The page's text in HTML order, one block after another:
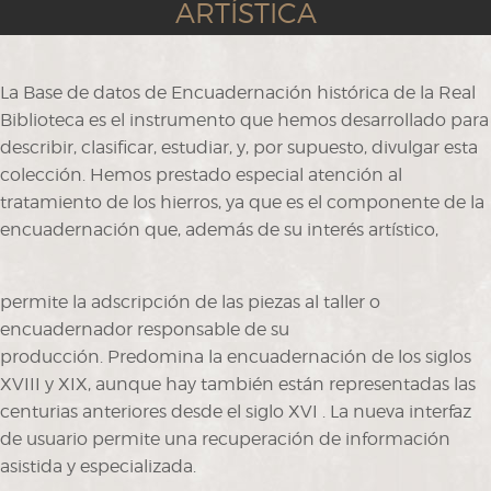
ARTÍSTICA
La Base de datos de Encuadernación histórica de la Real
Biblioteca es el instrumento que hemos desarrollado para
describir, clasificar, estudiar, y, por supuesto, divulgar esta
colección. Hemos prestado especial atención al
tratamiento de los hierros, ya que es el componente de la
encuadernación que, además de su interés artístico,
permite la adscripción de las piezas al taller o
encuadernador responsable de su
producción. Predomina la encuadernación de los siglos
XVIII y XIX, aunque hay también están representadas las
centurias anteriores desde el siglo XVI . La nueva interfaz
de usuario permite una recuperación de información
asistida y especializada.